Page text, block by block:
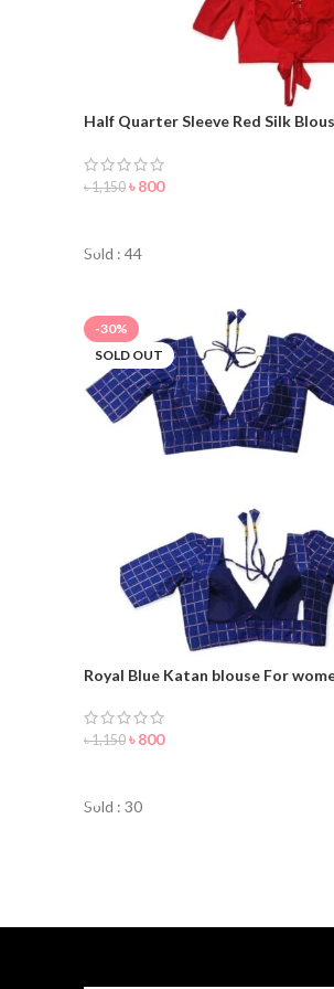
Half Quarter Sleeve Red Silk
৳1,150 ৳800
Sold : 44
-30%
SOLD OUT
Royal Blue Katan blouse For
৳1,150 ৳800
Sold : 30